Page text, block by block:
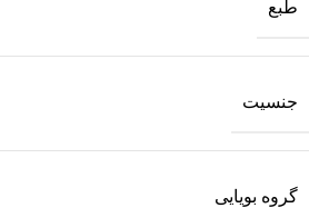
طبع
جنسیت
گروه بویایی